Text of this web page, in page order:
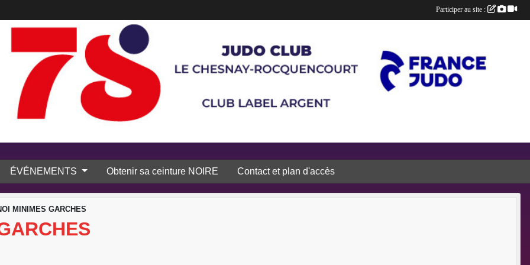
ÉVÉNEMENTS Obtenir sa ceinture NOIRE Contact et plan d'accès
MINIMES GARCHES
Participer au site :